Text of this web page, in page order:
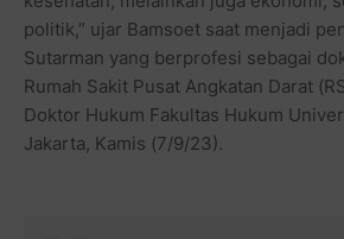
politik,” ujar Bamsoet saat menjadi
Sutarman yang berprofesi sebagai
Rumah Sakit Pusat Angkatan Darat
Doktor Hukum Fakultas Hukum
Jakarta, Kamis (7/9/23).